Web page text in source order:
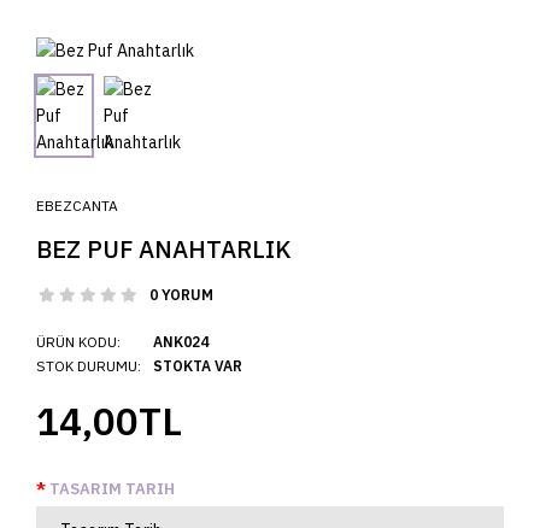
EBEZCANTA
BEZ PUF ANAHTARLIK
0 YORUM
ÜRÜN KODU:
STOK DURUMU:
ANK024
STOKTA VAR
14,00TL
TASARIM TARIH